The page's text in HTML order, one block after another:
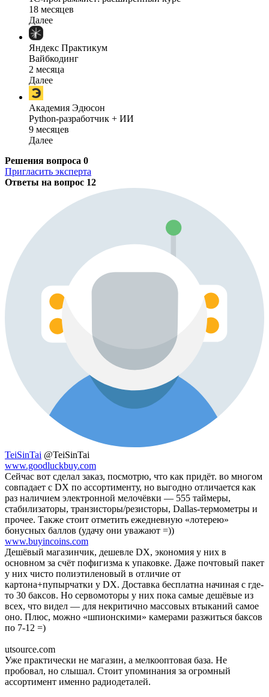
18 месяцев
Далее
Яндекс Практикум
Вайбкодинг
2 месяца
Далее
Академия Эдюсон
Python-разработчик + ИИ
9 месяцев
Далее
Решения вопроса 0
Пригласить эксперта
Ответы на вопрос 12
TeiSinTai @TeiSinTai
www.goodluckbuy.com
Сейчас вот сделал заказ, посмотрю, что как придёт. во многом
совпадает с DX по ассортименту, но выгодно отличается как
раз наличием электронной мелочёвки — 555 таймеры,
стабилизаторы, транзисторы/резисторы, Dallas-термометры и
прочее. Также стоит отметить ежедневную «лотерею»
бонусных баллов (удачу они уважают =))
www.buyincoins.com
Дешёвый магазинчик, дешевле DX, экономия у них в
основном за счёт пофигизма к упаковке. Даже почтовый пакет
у них чисто полиэтиленовый в отличие от
картона+пупырчатки у DX. Доставка бесплатна начиная с где-
то 30 баксов. Но сервомоторы у них пока самые дешёвые из
всех, что видел — для некритично массовых втыканий самое
оно. Плюс, можно «шпионскими» камерами разжиться баксов
по 7-12 =)
utsource.com
Уже практически не магазин, а мелкооптовая база. Не
пробовал, но слышал. Стоит упоминания за огромный
ассортимент именно радиодеталей.